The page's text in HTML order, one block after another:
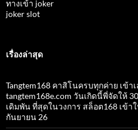
ทางเข้า joker
joker slot
เรื่องล่าสุด
Tangtem168 คาสิโนครบทุกค่าย เข้า
tangtem168e.com วันเกิดนี้พี่จัดให้
เดิมพัน ที่สุดในวงการ สล็อต168 เข้
กันยายน 26